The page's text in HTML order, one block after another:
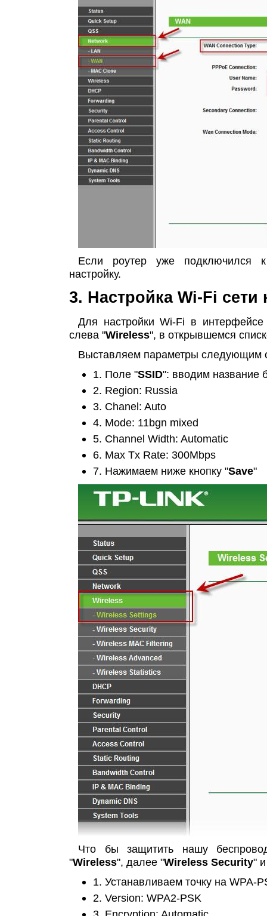
Если роутер уже подключился
настройку.
3. Настройка Wi-Fi сети
Для настройки Wi-Fi в
слева "Wireless", в открывшемся
Выставляем параметры следующим
1. Поле "SSID": вводим название
2. Region: Russia
3. Chanel: Auto
4. Mode: 11bgn mixed
5. Channel Width: Automatic
6. Max Tx Rate: 300Mbps
7. Нажимаем ниже кнопку "Save"
Что бы защитить нашу
"Wireless", далее "Wireless Security"
1. Устанавливаем точку на WPA-
2. Version: WPA2-PSK